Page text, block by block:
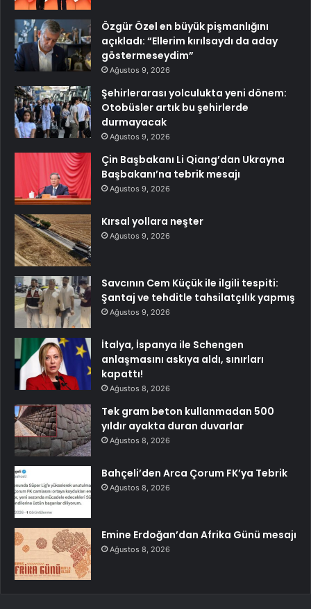
Özgür Özel en büyük pişmanlığını
açıkladı: “Ellerim kırılsaydı da aday
göstermeseydim”
Ağustos 9, 2026
Şehirlerarası yolculukta yeni dönem:
Otobüsler artık bu şehirlerde
durmayacak
Ağustos 9, 2026
Çin Başbakanı Li Qiang’dan Ukrayna
Başbakanı’na tebrik mesajı
Ağustos 9, 2026
Kırsal yollara neşter
Ağustos 9, 2026
Savcının Cem Küçük ile ilgili tespiti:
Şantaj ve tehditle tahsilatçılık yapmış
Ağustos 9, 2026
İtalya, İspanya ile Schengen
anlaşmasını askıya aldı, sınırları
kapattı!
Ağustos 8, 2026
Tek gram beton kullanmadan 500
yıldır ayakta duran duvarlar
Ağustos 8, 2026
Bahçeli’den Arca Çorum FK’ya Tebrik
Ağustos 8, 2026
Emine Erdoğan’dan Afrika Günü mesajı
Ağustos 8, 2026